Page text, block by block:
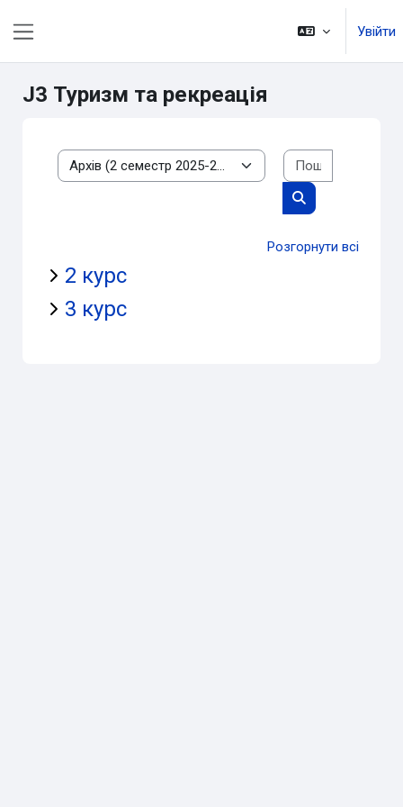
Увійти
J3 Туризм та рекреація
Категорії курсів
Пошук курсів
Розгорнути всі
2 курс
3 курс